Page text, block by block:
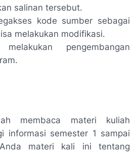
salinan tersebut.
kode sumber sebagai
melakukan modifikasi.
pengembangan
membaca materi kuliah
informasi semester 1 sampai
materi kali ini tentang